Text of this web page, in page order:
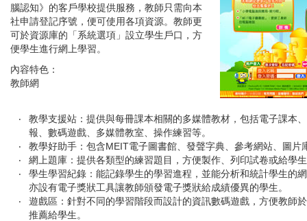
腦認知》的客戶學校提供服務，教師只需向本
社申請登記序號，便可使用各項資源。教師更
可於資源庫的「系統選項」設立學生戶口，方
便學生進行網上學習。
內容特色：
教師網
‧
教學支援站：提供與每冊課本相關的多媒體教材，包括電子課本
報、數碼遊戲、多媒體教室、操作練習等。
‧
教學好助手：包含MEIT電子圖書館、發聲字典、參考網站、圖片
‧
網上題庫：提供各類型的練習題目，方便製作、列印試卷或給學
‧
學生學習紀錄：能記錄學生的學習進程，並能分析和統計學生的
亦設有電子獎狀工具讓教師頒發電子獎狀給成績優異的學生。
‧
遊戲區：針對不同的學習階段而設計的資訊數碼遊戲，方便教師
推薦給學生。